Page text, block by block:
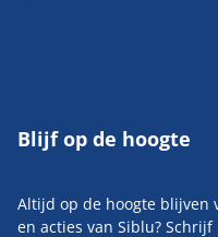
Blijf op de hoogte
Altijd op de hoogte blijven
en acties van Siblu?